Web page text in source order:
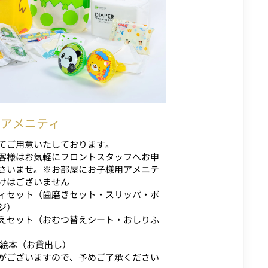
メニティ
ご用意いたしております。
様はお気軽にフロントスタッフへお申
いませ。※お部屋にお子様用アメニテ
はございません
セット（歯磨きセット・スリッパ・ボ
セット（おむつ替えシート・おしりふ
本（お貸出し）
ございますので、予めご了承ください